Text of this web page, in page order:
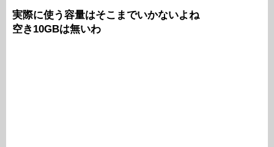
実際に使う容量はそこまでいかないよね
空き10GBは無いわ